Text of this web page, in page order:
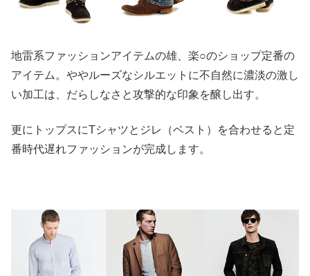
地雷系ファッションアイテムの雄、楽○のショップ定番の
アイテム。ややルーズなシルエットに不自然に濃淡の激し
い加工は、だらしなさと攻撃的な印象を醸し出す。
更にトップスにTシャツとジレ（ベスト）を合わせると定
番時代遅れファッションが完成します。